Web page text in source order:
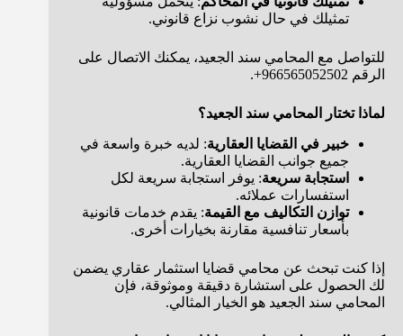
تمثيلك في حال نشوب نزاع قانوني.
للتواصل مع المحامي سند الجعيد، يمكنك الاتصال على
الرقم 966565052502+.
لماذا تختار المحامي سند الجعيد؟
خبير في القضايا العقارية: لديه خبرة واسعة في
جميع جوانب القضايا العقارية.
استجابة سريعة: يوفر استجابة سريعة لكل
استفسارات عملائه.
توازن التكاليف مع القيمة: يقدم خدمات قانونية
بأسعار تنافسية مقارنة بخيارات أخرى.
إذا كنت تبحث عن محامي قضايا استثمار عقاري يضمن
لك الحصول على استشارة دقيقة وموثوقة، فإن
المحامي سند الجعيد هو الخيار المثالي.